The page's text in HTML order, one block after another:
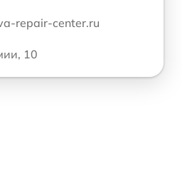
repair-center.ru
10